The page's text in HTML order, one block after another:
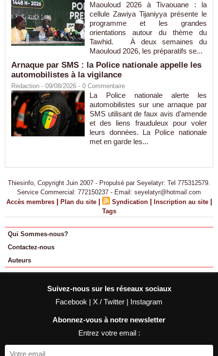
Maouloud 2026 à Tivaouane : la
cellule Zawiya Tijaniyya présente le
programme et les grandes
orientations autour du thème du
Tawhid. À deux semaines du
Maouloud 2026, les préparatifs se...
Arnaque par SMS : la Police nationale appelle les
automobilistes à la vigilance
Rédaction - 09/08/2026 - 0 Commentaire
La Police nationale alerte les
automobilistes sur une arnaque par
SMS utilisant de faux avis d’amende
et des liens frauduleux pour voler
leurs données. La Police nationale
met en garde les...
Thiesinfo, Copyright Juin 2007 - Propulsé par Seyelatyr: Tel 775312579.
Service Commercial: 772150237 - Email: seyelatyr@hotmail.com
Accès membres | Plan du site | Syndication | Inscription au site |
Tags
Qui Sommes-nous?
Contactez-nous
Auteurs
Suivez-nous sur les réseaux sociaux
Facebook | X / Twitter | Instagram
Abonnez-vous à notre newsletter
Entrez votre email :